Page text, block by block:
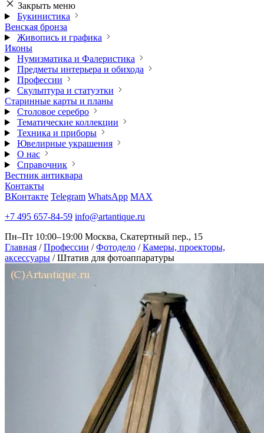
Закрыть меню
Букинистика
Венская бронза
Живопись и графика
Иконы
Нумизматика и Фалеристика
Предметы интерьера и обихода
Профессии
Скульптура и статуэтки
Старинные карты и планы
Столовое серебро
Тематические коллекции
Техника и приборы
Ювелирные украшения
О нас
Справочник
Вестник антиквара
Контакты
ВКонтакте Telegram WhatsApp MAX
+7 495 657-84-59 info@artantique.ru
Пн–Пт 10:00–19:00 Москва, Скатертный пер., 15
Главная / Профессии / Фотодело / Камеры, проекторы,
аксессуары / Штатив для фотоаппаратуры